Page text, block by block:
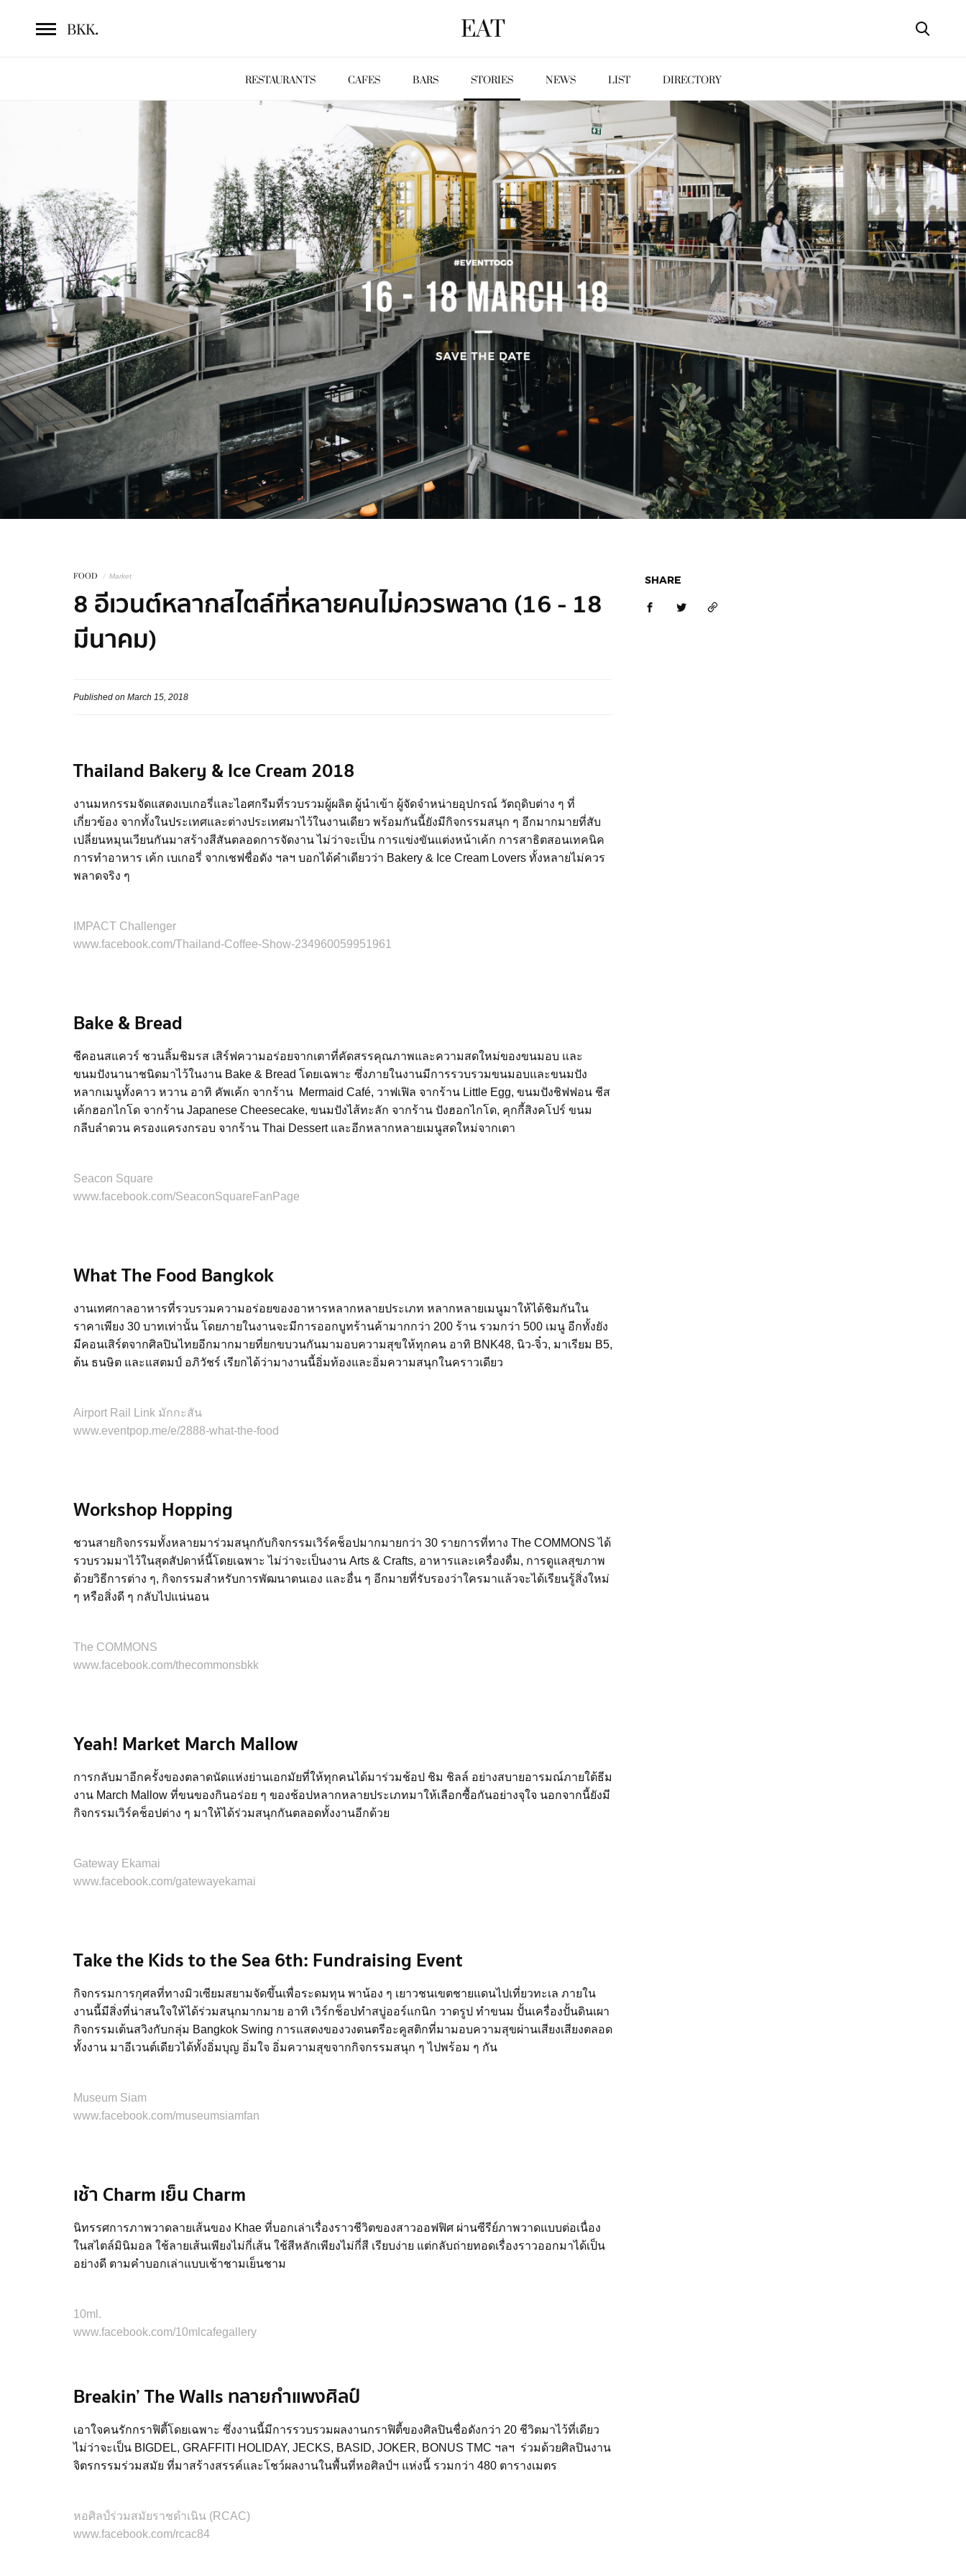
BKK. EAT
RESTAURANTS CAFES BARS STORIES NEWS LIST DIRECTORY
FOOD / Market
8 อีเวนต์หลากสไตล์ที่หลายคนไม่ควรพลาด (16 - 18
มีนาคม)
Published on March 15, 2018
Thailand Bakery & Ice Cream 2018
งานมหกรรมจัดแสดงเบเกอรี่และไอศกรีมที่รวบรวมผู้ผลิต ผู้นำเข้า ผู้จัดจำหน่ายอุปกรณ์ วัตถุดิบต่าง ๆ ที่
เกี่ยวข้อง จากทั้งในประเทศและต่างประเทศมาไว้ในงานเดียว พร้อมกันนี้ยังมีกิจกรรมสนุก ๆ อีกมากมายที่สับ
เปลี่ยนหมุนเวียนกันมาสร้างสีสันตลอดการจัดงาน ไม่ว่าจะเป็น การแข่งขันแต่งหน้าเค้ก การสาธิตสอนเทคนิค
การทำอาหาร เค้ก เบเกอรี่ จากเชฟชื่อดัง ฯลฯ บอกได้คำเดียวว่า Bakery & Ice Cream Lovers ทั้งหลายไม่ควร
พลาดจริง ๆ
IMPACT Challenger
www.facebook.com/Thailand-Coffee-Show-234960059951961
Bake & Bread
ซีคอนสแควร์ ชวนลิ้มชิมรส เสิร์ฟความอร่อยจากเตาที่คัดสรรคุณภาพและความสดใหม่ของขนมอบ และ
ขนมปังนานาชนิดมาไว้ในงาน Bake & Bread โดยเฉพาะ ซึ่งภายในงานมีการรวบรวมขนมอบและขนมปัง
หลากเมนูทั้งคาว หวาน อาทิ คัพเค้ก จากร้าน Mermaid Café, วาฟเฟิล จากร้าน Little Egg, ขนมปังชิฟฟอน ชีส
เค้กฮอกไกโด จากร้าน Japanese Cheesecake, ขนมปังไส้ทะลัก จากร้าน ปังฮอกไกโด, คุกกี้สิงคโปร์ ขนม
กลีบลำดวน ครองแครงกรอบ จากร้าน Thai Dessert และอีกหลากหลายเมนูสดใหม่จากเตา
Seacon Square
www.facebook.com/SeaconSquareFanPage
What The Food Bangkok
งานเทศกาลอาหารที่รวบรวมความอร่อยของอาหารหลากหลายประเภท หลากหลายเมนูมาให้ได้ชิมกันใน
ราคาเพียง 30 บาทเท่านั้น โดยภายในงานจะมีการออกบูทร้านค้ามากกว่า 200 ร้าน รวมกว่า 500 เมนู อีกทั้งยัง
มีคอนเสิร์ตจากศิลปินไทยอีกมากมายที่ยกขบวนกันมามอบความสุขให้ทุกคน อาทิ BNK48, นิว-จิ๋ว, มาเรียม B5,
ต้น ธนษิต และแสตมป์ อภิวัชร์ เรียกได้ว่ามางานนี้อิ่มท้องและอิ่มความสนุกในคราวเดียว
Airport Rail Link มักกะสัน
www.eventpop.me/e/2888-what-the-food
Workshop Hopping
ชวนสายกิจกรรมทั้งหลายมาร่วมสนุกกับกิจกรรมเวิร์คช็อปมากมายกว่า 30 รายการที่ทาง The COMMONS ได้
รวบรวมมาไว้ในสุดสัปดาห์นี้โดยเฉพาะ ไม่ว่าจะเป็นงาน Arts & Crafts, อาหารและเครื่องดื่ม, การดูแลสุขภาพ
ด้วยวิธีการต่าง ๆ, กิจกรรมสำหรับการพัฒนาตนเอง และอื่น ๆ อีกมายที่รับรองว่าใครมาแล้วจะได้เรียนรู้สิ่งใหม่
ๆ หรือสิ่งดี ๆ กลับไปแน่นอน
The COMMONS
www.facebook.com/thecommonsbkk
Yeah! Market March Mallow
การกลับมาอีกครั้งของตลาดนัดแห่งย่านเอกมัยที่ให้ทุกคนได้มาร่วมช้อป ชิม ชิลล์ อย่างสบายอารมณ์ภายใต้ธีม
งาน March Mallow ที่ขนของกินอร่อย ๆ ของช้อปหลากหลายประเภทมาให้เลือกซื้อกันอย่างจุใจ นอกจากนี้ยังมี
กิจกรรมเวิร์คช็อปต่าง ๆ มาให้ได้ร่วมสนุกกันตลอดทั้งงานอีกด้วย
Gateway Ekamai
www.facebook.com/gatewayekamai
Take the Kids to the Sea 6th: Fundraising Event
กิจกรรมการกุศลที่ทางมิวเซียมสยามจัดขึ้นเพื่อระดมทุน พาน้อง ๆ เยาวชนเขตชายแดนไปเที่ยวทะเล ภายใน
งานนี้มีสิ่งที่น่าสนใจให้ได้ร่วมสนุกมากมาย อาทิ เวิร์กช็อปทำสบู่ออร์แกนิก วาดรูป ทำขนม ปั้นเครื่องปั้นดินเผา
กิจกรรมเต้นสวิงกับกลุ่ม Bangkok Swing การแสดงของวงดนตรีอะคูสติกที่มามอบความสุขผ่านเสียงเสียงตลอด
ทั้งงาน มาอีเวนต์เดียวได้ทั้งอิ่มบุญ อิ่มใจ อิ่มความสุขจากกิจกรรมสนุก ๆ ไปพร้อม ๆ กัน
Museum Siam
www.facebook.com/museumsiamfan
เช้า Charm เย็น Charm
นิทรรศการภาพวาดลายเส้นของ Khae ที่บอกเล่าเรื่องราวชีวิตของสาวออฟฟิศ ผ่านซีรีย์ภาพวาดแบบต่อเนื่อง
ในสไตล์มินิมอล ใช้ลายเส้นเพียงไม่กี่เส้น ใช้สีหลักเพียงไม่กี่สี เรียบง่าย แต่กลับถ่ายทอดเรื่องราวออกมาได้เป็น
อย่างดี ตามคำบอกเล่าแบบเช้าชามเย็นชาม
10ml.
www.facebook.com/10mlcafegallery
Breakin’ The Walls ทลายกำแพงศิลป์
เอาใจคนรักกราฟิตี้โดยเฉพาะ ซึ่งงานนี้มีการรวบรวมผลงานกราฟิตี้ของศิลปินชื่อดังกว่า 20 ชีวิตมาไว้ที่เดียว
ไม่ว่าจะเป็น BIGDEL, GRAFFITI HOLIDAY, JECKS, BASID, JOKER, BONUS TMC ฯลฯ ร่วมด้วยศิลปินงาน
จิตรกรรมร่วมสมัย ที่มาสร้างสรรค์และโชว์ผลงานในพื้นที่หอศิลป์ฯ แห่งนี้ รวมกว่า 480 ตารางเมตร
หอศิลป์ร่วมสมัยราชดำเนิน (RCAC)
www.facebook.com/rcac84
SHARE